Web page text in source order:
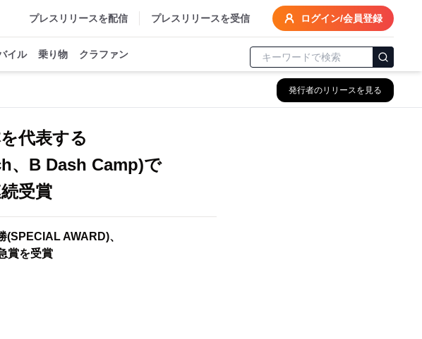
プレスリリースを配信 プレスリリースを受信 ログイン/会員登録
イル 乗り物 クラファン
発行者のリリースを見る
代表する
、B Dash Camp)で
受賞
AWARD)、
賞を受賞